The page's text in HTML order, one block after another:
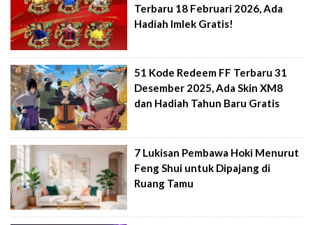
Terbaru 18 Februari 2026, Ada
Hadiah Imlek Gratis!
51 Kode Redeem FF Terbaru 31
Desember 2025, Ada Skin XM8
dan Hadiah Tahun Baru Gratis
7 Lukisan Pembawa Hoki Menurut
Feng Shui untuk Dipajang di
Ruang Tamu